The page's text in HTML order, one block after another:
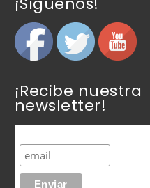
¡Recibe nuestra
newsletter!